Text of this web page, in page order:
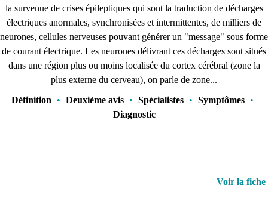
la survenue de crises épileptiques qui sont la traduction de décharges
électriques anormales, synchronisées et intermittentes, de milliers de
neurones, cellules nerveuses pouvant générer un "message" sous forme
de courant électrique. Les neurones délivrant ces décharges sont situés
dans une région plus ou moins localisée du cortex cérébral (zone la
plus externe du cerveau), on parle de zone...
Définition
• Deuxième avis • Spécialistes • Symptômes •
Diagnostic
Voir la fiche